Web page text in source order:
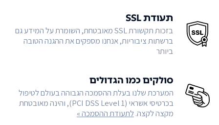
תעודת SSL
בזכות תקשורת SSL מאובטחת, השומרת על המידע גם
ברשתות ציבוריות, אנחנו מספקים את ההגנה הטובה
ביותר
סולקים כמו הגדולים
המערכת שלנו בעלת ההסמכה הגבוהה בעולם לטיפול
בכרטיסי אשראי (PCI DSS Level 1), והינה מאובטחת
מקצה לקצה.לתעודת ההסמכה »